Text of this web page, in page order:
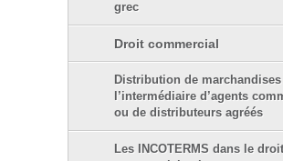
grec
Droit commercial
Distribution de
l’intermédiaire d’agents
ou de distributeurs agréés
Les INCOTERMS dans le droit